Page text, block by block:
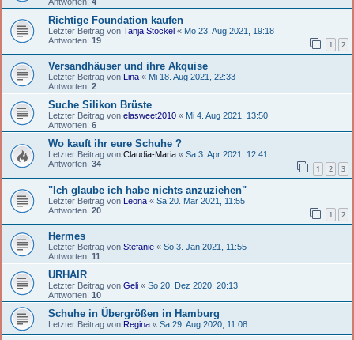
Richtige Foundation kaufen
Letzter Beitrag von Tanja Stöckel « Mo 23. Aug 2021, 19:18
Antworten: 19 1 2
Versandhäuser und ihre Akquise
Letzter Beitrag von Lina « Mi 18. Aug 2021, 22:33
Antworten: 2
Suche Silikon Brüste
Letzter Beitrag von elasweet2010 « Mi 4. Aug 2021, 13:50
Antworten: 6
Wo kauft ihr eure Schuhe ?
Letzter Beitrag von Claudia-Maria « Sa 3. Apr 2021, 12:41
Antworten: 34 1 2 3
"Ich glaube ich habe nichts anzuziehen"
Letzter Beitrag von Leona « Sa 20. Mär 2021, 11:55
Antworten: 20 1 2
Hermes
Letzter Beitrag von Stefanie « So 3. Jan 2021, 11:55
Antworten: 11
URHAIR
Letzter Beitrag von Geli « So 20. Dez 2020, 20:13
Antworten: 10
Schuhe in Übergrößen in Hamburg
Letzter Beitrag von Regina « Sa 29. Aug 2020, 11:08